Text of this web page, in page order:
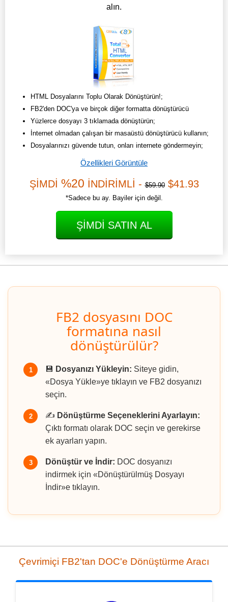
alın.
HTML Dosyalarını Toplu Olarak Dönüştürün!;
FB2'den DOC'ya ve birçok diğer formatta dönüştürücü
Yüzlerce dosyayı 3 tıklamada dönüştürün;
İnternet olmadan çalışan bir masaüstü dönüştürücü kullanın;
Dosyalarınızı güvende tutun, onları internete göndermeyin;
Özellikleri Görüntüle
ŞİMDİ %20 İNDİRİMLİ -$59.90$41.93
*Sadece bu ay. Bayiler için değil.
ŞIMDI SATIN AL
FB2 dosyasını DOC
formatına nasıl
dönüştürülür?
1 💾 Dosyanızı Yükleyin: Siteye gidin,
«Dosya Yükle»ye tıklayın ve FB2 dosyanızı
seçin.
2 ✍️ Dönüştürme Seçeneklerini Ayarlayın:
Çıktı formatı olarak DOC seçin ve gerekirse
ek ayarları yapın.
3 Dönüştür ve İndir: DOC dosyanızı
indirmek için «Dönüştürülmüş Dosyayı
İndir»e tıklayın.
Çevrimiçi FB2'tan DOC'e Dönüştürme Aracı